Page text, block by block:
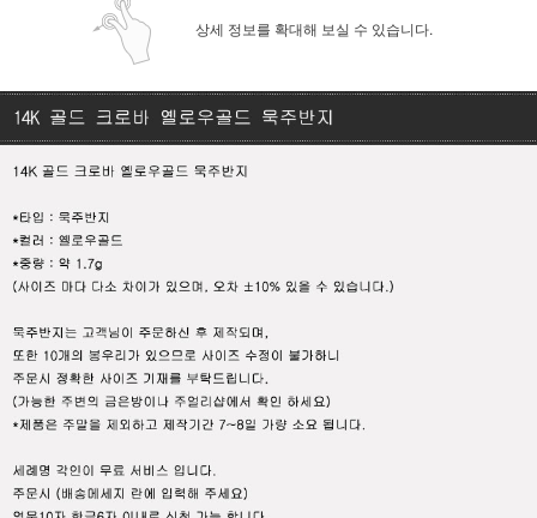
상세 정보를 확대해 보실 수 있습니다.